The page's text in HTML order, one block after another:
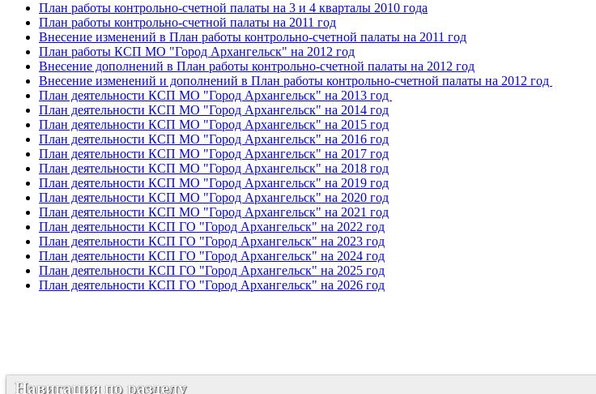
План работы контрольно-счетной палаты на 3 и 4 кварталы 2010 года
План работы контрольно-счетной палаты на 2011 год
Внесение изменений в План работы контрольно-счетной палаты на 2011 год
План работы КСП МО "Город Архангельск" на 2012 год
Внесение дополнений в План работы контрольно-счетной палаты на 2012 год
Внесение изменений и дополнений в План работы контрольно-счетной палаты на 2012 год
План деятельности КСП МО "Город Архангельск" на 2013 год
План деятельности КСП МО "Город Архангельск" на 2014 год
План деятельности КСП МО "Город Архангельск" на 2015 год
План деятельности КСП МО "Город Архангельск" на 2016 год
План деятельности КСП МО "Город Архангельск" на 2017 год
План деятельности КСП МО "Город Архангельск" на 2018 год
План деятельности КСП МО "Город Архангельск" на 2019 год
План деятельности КСП МО "Город Архангельск" на 2020 год
План деятельности КСП МО "Город Архангельск" на 2021 год
План деятельности КСП ГО "Город Архангельск" на 2022 год
План деятельности КСП ГО "Город Архангельск" на 2023 год
План деятельности КСП ГО "Город Архангельск" на 2024 год
План деятельности КСП ГО "Город Архангельск" на 2025 год
План деятельности КСП ГО "Город Архангельск" на 2026 год
Навигация по разделу